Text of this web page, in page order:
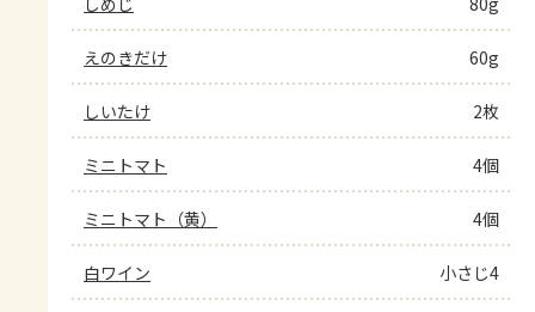
えのきだけ 60g
しいたけ 2枚
ミニトマト 4個
ミニトマト（黄） 4個
白ワイン 小さじ4